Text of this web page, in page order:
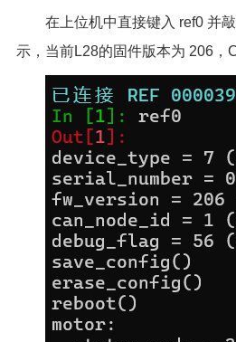
在上位机中直接键入 ref0 并
示，当前L28的固件版本为 206，